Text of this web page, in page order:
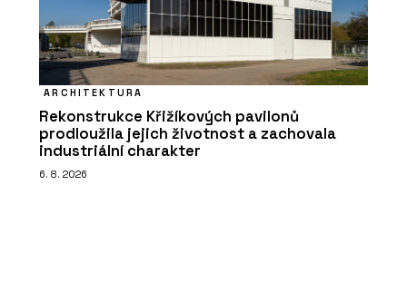
ARCHITEKTURA
Rekonstrukce Křižíkových pavilonů
prodloužila jejich životnost a zachovala
industriální charakter
6. 8. 2026